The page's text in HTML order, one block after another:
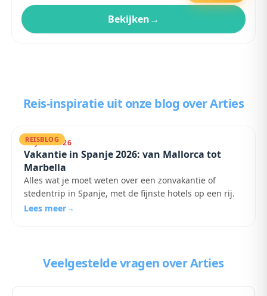
Bekijken→
Reis-inspiratie uit onze blog over Arties
REISBLOG
25 JULI 2026
Vakantie in Spanje 2026: van Mallorca tot
Marbella
Alles wat je moet weten over een zonvakantie of
stedentrip in Spanje, met de fijnste hotels op een rij.
Lees meer→
Veelgestelde vragen over Arties